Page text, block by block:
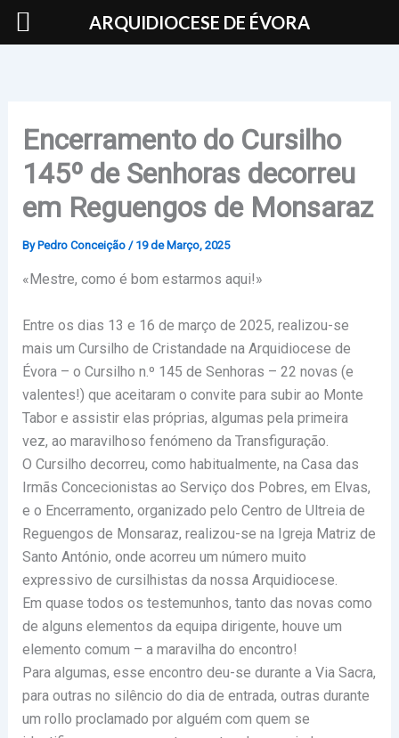
Skip
Encerramento do Cursilho
145º de Senhoras decorreu
em Reguengos de Monsaraz
By Pedro Conceição / 19 de Março, 2025
«Mestre, como é bom estarmos aqui!»
Entre os dias 13 e 16 de março de 2025, realizou-se
mais um Cursilho de Cristandade na Arquidiocese de
Évora – o Cursilho n.º 145 de Senhoras – 22 novas (e
valentes!) que aceitaram o convite para subir ao Monte
Tabor e assistir elas próprias, algumas pela primeira
vez, ao maravilhoso fenómeno da Transfiguração.
O Cursilho decorreu, como habitualmente, na Casa das
Irmãs Concecionistas ao Serviço dos Pobres, em Elvas,
e o Encerramento, organizado pelo Centro de Ultreia de
Reguengos de Monsaraz, realizou-se na Igreja Matriz de
Santo António, onde acorreu um número muito
expressivo de cursilhistas da nossa Arquidiocese.
Em quase todos os testemunhos, tanto das novas como
de alguns elementos da equipa dirigente, houve um
elemento comum – a maravilha do encontro!
Para algumas, esse encontro deu-se durante a Via Sacra,
para outras no silêncio do dia de entrada, outras durante
um rollo proclamado por alguém com quem se
ARQUIDIOCESE DE ÉVORA